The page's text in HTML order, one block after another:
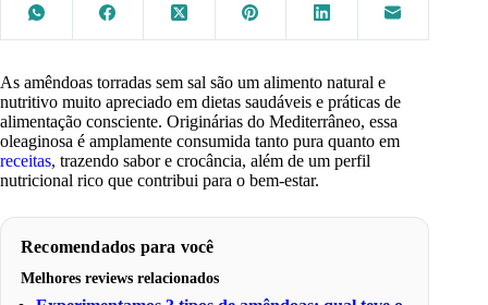
As amêndoas torradas sem sal são um alimento natural e
nutritivo muito apreciado em dietas saudáveis e práticas de
alimentação consciente. Originárias do Mediterrâneo, essa
oleaginosa é amplamente consumida tanto pura quanto em
receitas, trazendo sabor e crocância, além de um perfil
nutricional rico que contribui para o bem-estar.
Recomendados para você
Melhores reviews relacionados